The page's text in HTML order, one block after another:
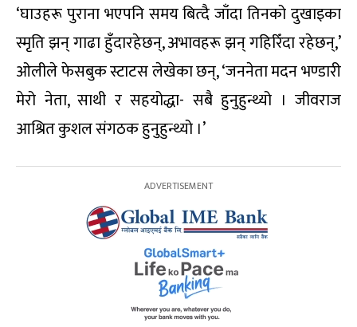
‘घाउहरू पुराना भएपनि समय बित्दै जाँदा तिनको दुखाइका
स्मृति झन् गाढा हुँदारहेछन्, अभावहरू झन् गहिरिँदा रहेछन्,’
ओलीले फेसबुक स्टाटस लेखेका छन्, ‘जननेता मदन भण्डारी
मेरो नेता, साथी र सहयोद्धा- सबै हुनुहुन्थ्यो । जीवराज
आश्रित कुशल संगठक हुनुहुन्थ्यो ।’